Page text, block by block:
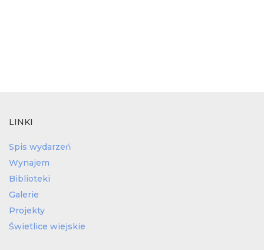
LINKI
Spis wydarzeń
Wynajem
Biblioteki
Galerie
Projekty
Świetlice wiejskie